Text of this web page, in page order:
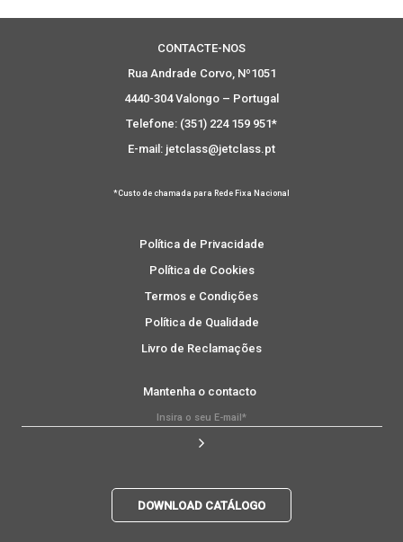
CONTACTE-NOS
Rua Andrade Corvo, Nº1051
4440-304 Valongo – Portugal
Telefone: (351) 224 159 951*
E-mail: jetclass@jetclass.pt
*Custo de chamada para Rede Fixa Nacional
Política de Privacidade
Política de Cookies
Termos e Condições
Política de Qualidade
Livro de Reclamações
Mantenha o contacto
DOWNLOAD CATÁLOGO